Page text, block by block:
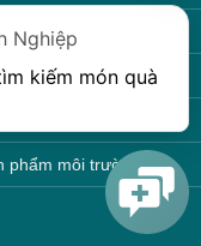
phẩm theo mùa
phẩm sẵn hàng
phẩm môi trường
Nghiệp
kiếm món quà